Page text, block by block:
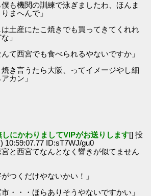
も機関の訓練で泳ぎましたわ、ほんま
まへんで」
土産にたこ焼きでも買ってきてくれれ
」
て西宮でも食べられるやないですか」
き言うたら大阪、ってイメージやし細
カン」
しにかわりましてVIPがお送りします[] 投
10:59:07.77 ID:sT7WJ/gu0
と西宮てなんとなく響きが似てません
つくだけやないかい！」
・・・ほらありそうやないですかい」